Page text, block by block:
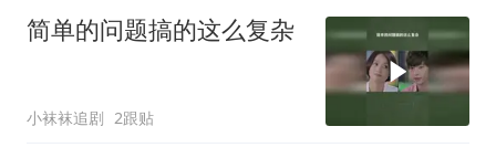
简单的问题搞的这么复杂
小袜袜追剧 2跟贴